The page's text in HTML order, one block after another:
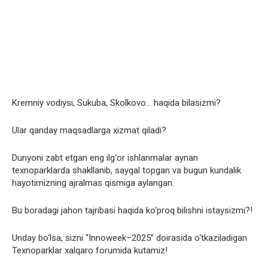
Kremniy vodiysi, Sukuba, Skolkovo… haqida bilasizmi?
Ular qanday maqsadlarga xizmat qiladi?
Dunyoni zabt etgan eng ilg‘or ishlanmalar aynan
texnoparklarda shakllanib, sayqal topgan va bugun kundalik
hayotimizning ajralmas qismiga aylangan.
Bu boradagi jahon tajribasi haqida ko‘proq bilishni istaysizmi?!
Unday bo‘lsa, sizni “Innoweek–2025” doirasida o‘tkaziladigan
Texnoparklar xalqaro forumida kutamiz!